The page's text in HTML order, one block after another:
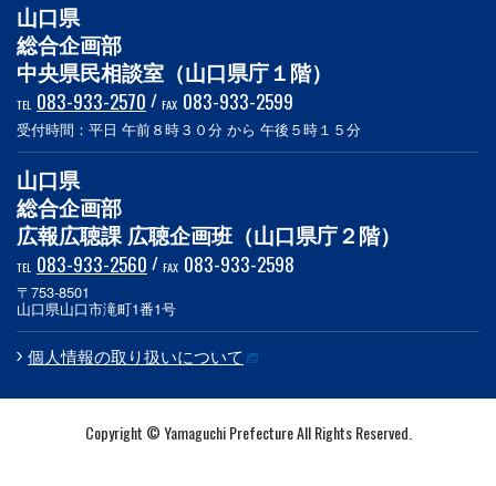
山口県
総合企画部
中央県民相談室（山口県庁１階）
TEL 083-933-2570 / FAX 083-933-2599
受付時間：平日 午前８時３０分 から 午後５時１５分
山口県
総合企画部
広報広聴課 広聴企画班（山口県庁２階）
TEL 083-933-2560 / FAX 083-933-2598
〒753-8501
山口県山口市滝町1番1号
個人情報の取り扱いについて
Copyright © Yamaguchi Prefecture All Rights Reserved.